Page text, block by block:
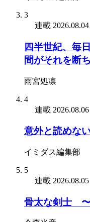
3
連載 2026.08.04
四半世紀、毎
間がそれを断
雨宮処凛
4
連載 2026.08.06
意外と読めな
イミダス編集部
5
連載 2026.08.05
骨太な剣士